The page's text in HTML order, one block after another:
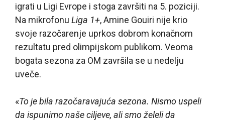
igrati u Ligi Evrope i stoga završiti na 5. poziciji.
Na mikrofonu Liga 1+, Amine Gouiri nije krio
svoje razočarenje uprkos dobrom konačnom
rezultatu pred olimpijskom publikom. Veoma
bogata sezona za OM završila se u nedelju
uveče.
«To je bila razočaravajuća sezona. Nismo uspeli
da ispunimo naše ciljeve, ali smo želeli da